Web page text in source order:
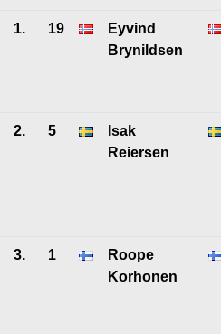
1. 19
Eyvind
Brynildsen
2. 5
Isak
Reiersen
3. 1
Roope
Korhonen